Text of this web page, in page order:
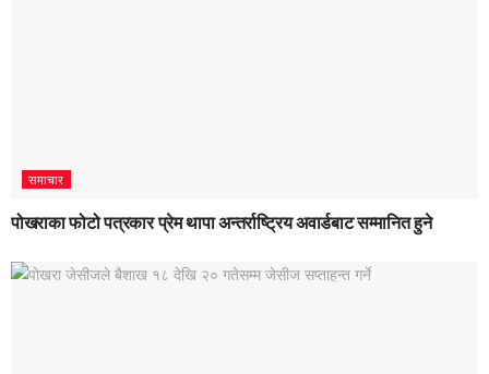
समाचार
पोखराका फोटो पत्रकार प्रेम थापा अन्तर्राष्ट्रिय अवार्डबाट सम्मानित हुने